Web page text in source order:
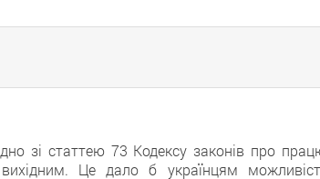
зі статтею 73 Кодексу законів про
Це дало б українцям